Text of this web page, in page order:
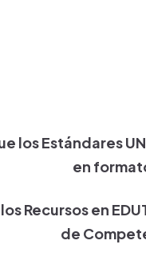
los Estándares
en
Recursos en
de